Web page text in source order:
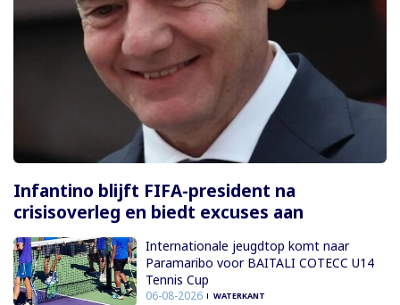
Infantino blijft FIFA-president na
crisisoverleg en biedt excuses aan
Internationale jeugdtop komt naar
Paramaribo voor BAITALI COTECC U14
Tennis Cup
06-08-2026 WATERKANT